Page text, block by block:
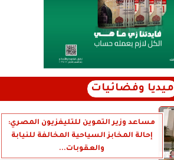
ميديا وفضائيات
مساعد وزير التموين للتليفزيون المصري:
إحالة المخابز السياحية المخالفة للنيابة
والعقوبات...